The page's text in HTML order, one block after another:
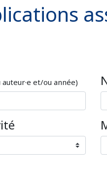
et/ou année)